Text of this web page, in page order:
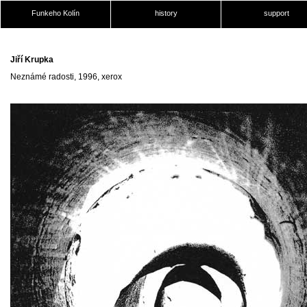
Funkeho Kolín history support
Jiří Krupka
Neznámé radosti, 1996, xerox